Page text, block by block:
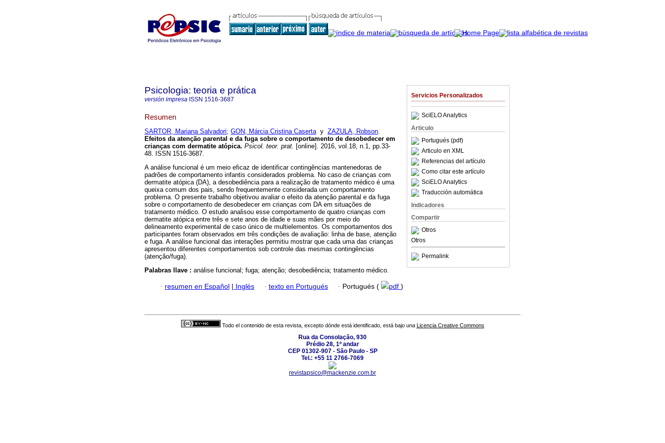
Servicios Personalizados
SciELO Analytics
Articulo
Portugués (pdf)
Articulo en XML
Referencias del artículo
Como citar este artículo
SciELO Analytics
Traducción automática
Indicadores
Compartir
Otros
Otros
Permalink
Psicologia: teoria e prática
versión impresa ISSN 1516-3687
Resumen
SARTOR, Mariana Salvadori; GON, Márcia Cristina Casertay ZAZULA, Robson.
Efeitos da atenção parental e da fuga sobre o comportamento de desobedecer em
crianças com dermatite atópica. Psicol. teor. prat. [online]. 2016, vol.18, n.1, pp.33-
48. ISSN 1516-3687.
A análise funcional é um meio eficaz de identificar contingências mantenedoras de
padrões de comportamento infantis considerados problema. No caso de crianças com
dermatite atópica (DA), a desobediência para a realização de tratamento médico é uma
queixa comum dos pais, sendo frequentemente considerada um comportamento
problema. O presente trabalho objetivou avaliar o efeito da atenção parental e da fuga
sobre o comportamento de desobedecer em crianças com DA em situações de
tratamento médico. O estudo analisou esse comportamento de quatro crianças com
dermatite atópica entre três e sete anos de idade e suas mães por meio do
delineamento experimental de caso único de multielementos. Os comportamentos dos
participantes foram observados em três condições de avaliação: linha de base, atenção
e fuga. A análise funcional das interações permitiu mostrar que cada uma das crianças
apresentou diferentes comportamentos sob controle das mesmas contingências
(atenção/fuga).
Palabras llave : análise funcional; fuga; atenção; desobediência; tratamento médico.
· resumen en Español | Inglés · texto en Portugués · Portugués ( pdf )
Todo el contenido de esta revista, excepto dónde está identificado, está bajo una Licencia Creative Commons
Rua da Consolação, 930
Prédio 28, 1º andar
CEP 01302-907 - São Paulo - SP
Tel.: +55 11 2766-7069
revistapsico@mackenzie.com.br